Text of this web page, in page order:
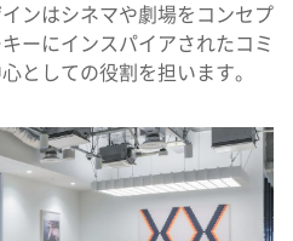
ンはシネマや劇場をコンセプ
ーにインスパイアされたコミ
としての役割を担います。